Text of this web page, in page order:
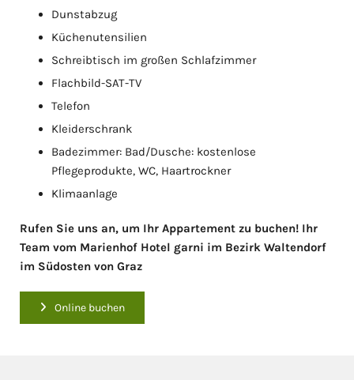
Dunstabzug
Küchenutensilien
Schreibtisch im großen Schlafzimmer
Flachbild-SAT-TV
Telefon
Kleiderschrank
Badezimmer: Bad/Dusche: kostenlose
Pflegeprodukte, WC, Haartrockner
Klimaanlage
Rufen Sie uns an, um Ihr Appartement zu buchen! Ihr
Team vom Marienhof Hotel garni im Bezirk Waltendorf
im Südosten von Graz
Online buchen